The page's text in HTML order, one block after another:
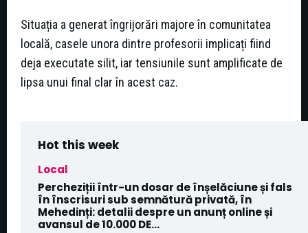
Situația a generat îngrijorări majore în comunitatea
locală, casele unora dintre profesorii implicați fiind
deja executate silit, iar tensiunile sunt amplificate de
lipsa unui final clar în acest caz.
Hot this week
Local
Percheziții într-un dosar de înșelăciune și fals
în înscrisuri sub semnătură privată, în
Mehedinți: detalii despre un anunț online și
avansul de 10.000 DE...